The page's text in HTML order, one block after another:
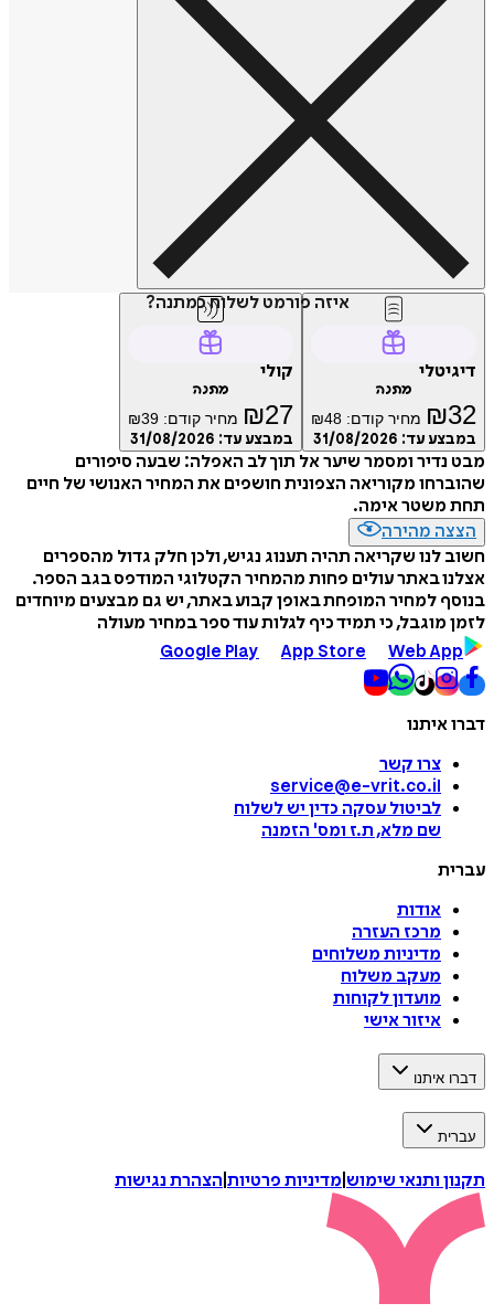
איזה פורמט לשלוח כמתנה?
דיגיטלי
מתנה
₪32 מחיר קודם: ₪48
במבצע עד: 31/08/2026
קולי
מתנה
₪27 מחיר קודם: ₪39
במבצע עד: 31/08/2026
מבט נדיר ומסמר שיער אל תוך לב האפלה: שבעה סיפורים
שהוברחו מקוריאה הצפונית חושפים את המחיר האנושי של חיים
תחת משטר אימה.
הצצה מהירה
חשוב לנו שקריאה תהיה תענוג נגיש, ולכן חלק גדול מהספרים
אצלנו באתר עולים פחות מהמחיר הקטלוגי המודפס בגב הספר.
בנוסף למחיר המופחת באופן קבוע באתר, יש גם מבצעים מיוחדים
לזמן מוגבל, כי תמיד כיף לגלות עוד ספר במחיר מעולה
Google Play
App Store Web App
דברו איתנו
צרו קשר
service@e-vrit.co.il
לביטול עסקה כדין יש לשלוח
שם מלא, ת.ז ומס' הזמנה
עברית
אודות
מרכז העזרה
מדיניות משלוחים
מעקב משלוח
מועדון לקוחות
איזור אישי
דברו איתנו
עברית
תקנון ותנאי שימוש מדיניות פרטיות הצהרת נגישות